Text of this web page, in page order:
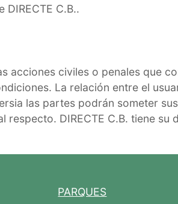
C.B..
acciones civiles o penales que
La relación entre el
las partes podrán someter
DIRECTE C.B. tiene su
PARQUES